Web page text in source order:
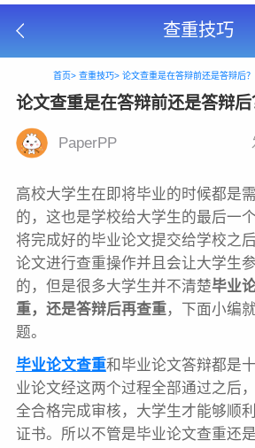
查重技巧
首页> 查重技巧> 论文查重是在答辩前还是答辩后？
论文查重是在答辩前还是答辩后
PaperPP
高校大学生在即将毕业的时候都是
的，这也是学校给大学生的最后一
将完成好的毕业论文提交给学校之
论文进行查重操作并且会让大学生
的，但是很多大学生并不清楚毕业
重，还是答辩后再查重，下面小编
题。
毕业论文查重和毕业论文答辩都是
业论文经这两个过程全部通过之后
全合格完成审核，大学生才能够顺
证书。所以不管是毕业论文查重还